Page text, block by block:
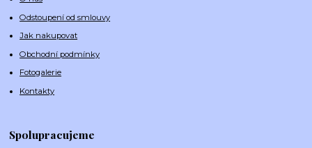
Odstoupení od smlouvy
Jak nakupovat
Obchodní podmínky
Fotogalerie
Kontakty
Spolupracujeme